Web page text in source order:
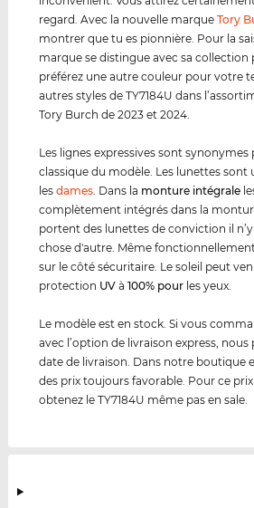
regard. Avec la nouvelle marqueTory
montrer que tu es pionnière. Pour la
marque se distingue avec sa collection
préférez une autre couleur pour votre
autres styles de TY7184U dans
Tory Burch de 2023 et 2024.
Les lignes expressives sont
classique du modèle. Les lunettes
lesdames . Dans la monture intégrale
complètement intégrés dans la
portent des lunettes de conviction il
chose d'autre. Même
sur le côté sécuritaire. Le soleil peut
protection UV à100% pour les yeux.
Le modèle est en stock. Si vous
avec l’option de livraison express,
date de livraison. Dans notre boutique
des prix toujours favorable. Pour ce
obtenez le TY7184U même pas en sale.